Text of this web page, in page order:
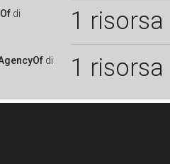
di 1 risorsa
di 1 risorsa